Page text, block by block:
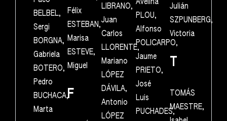
BELBEL,
Sergi
BORGNA,
Gabriela
BOTERO,
Pedro
BUCHACA,
Marta
Félix
ESTEBAN,
Marisa
ESTEVE,
Miguel
F
LIBRANO,
Juan
Carlos
LLORENTE,
Mariano
LÓPEZ
DÁVILA,
Antonio
LÓPEZ
Avelina
PLOU,
Alfonso
POLICARPO,
Jaume
PRIETO,
José
Luis
PUCHADES,
Julián
SZPUNBERG,
Victoria
T
TOMÁS
MAESTRE,